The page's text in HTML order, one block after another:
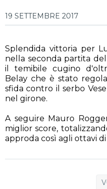
19 SETTEMBRE 2017
Splendida vittoria per
nella seconda partita
il temibile cugino
Belay che è stato
sfida contro il serbo
nel girone.
A seguire Mauro
miglior score,
approda così agli ottavi